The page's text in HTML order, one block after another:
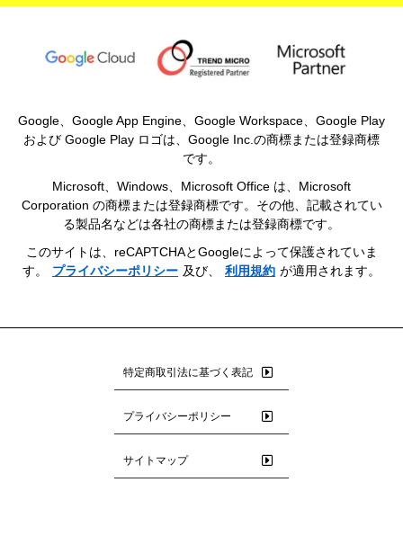
Google、Google App Engine、Google Workspace、Google Play
および Google Play ロゴは、Google Inc.の商標または登録商標
です。
Microsoft、Windows、Microsoft Office は、Microsoft
Corporation の商標または登録商標です。その他、記載されてい
る製品名などは各社の商標または登録商標です。
このサイトは、reCAPTCHAとGoogleによって保護されていま
す。
プライバシーポリシー 及び、 利用規約 が適用されます。
特定商取引法に基づく表記
プライバシーポリシー
サイトマップ